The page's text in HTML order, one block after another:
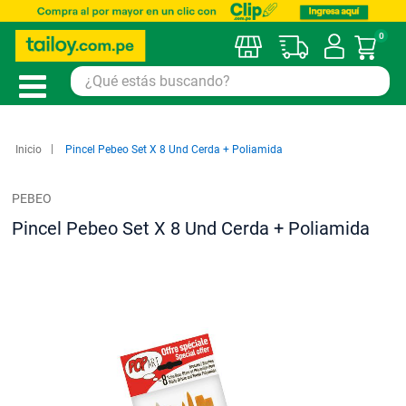
Mi
0
Inicio Pincel Pebeo Set X 8 Und Cerda + Poliamida
PEBEO
Pincel Pebeo Set X 8 Und Cerda + Poliamida